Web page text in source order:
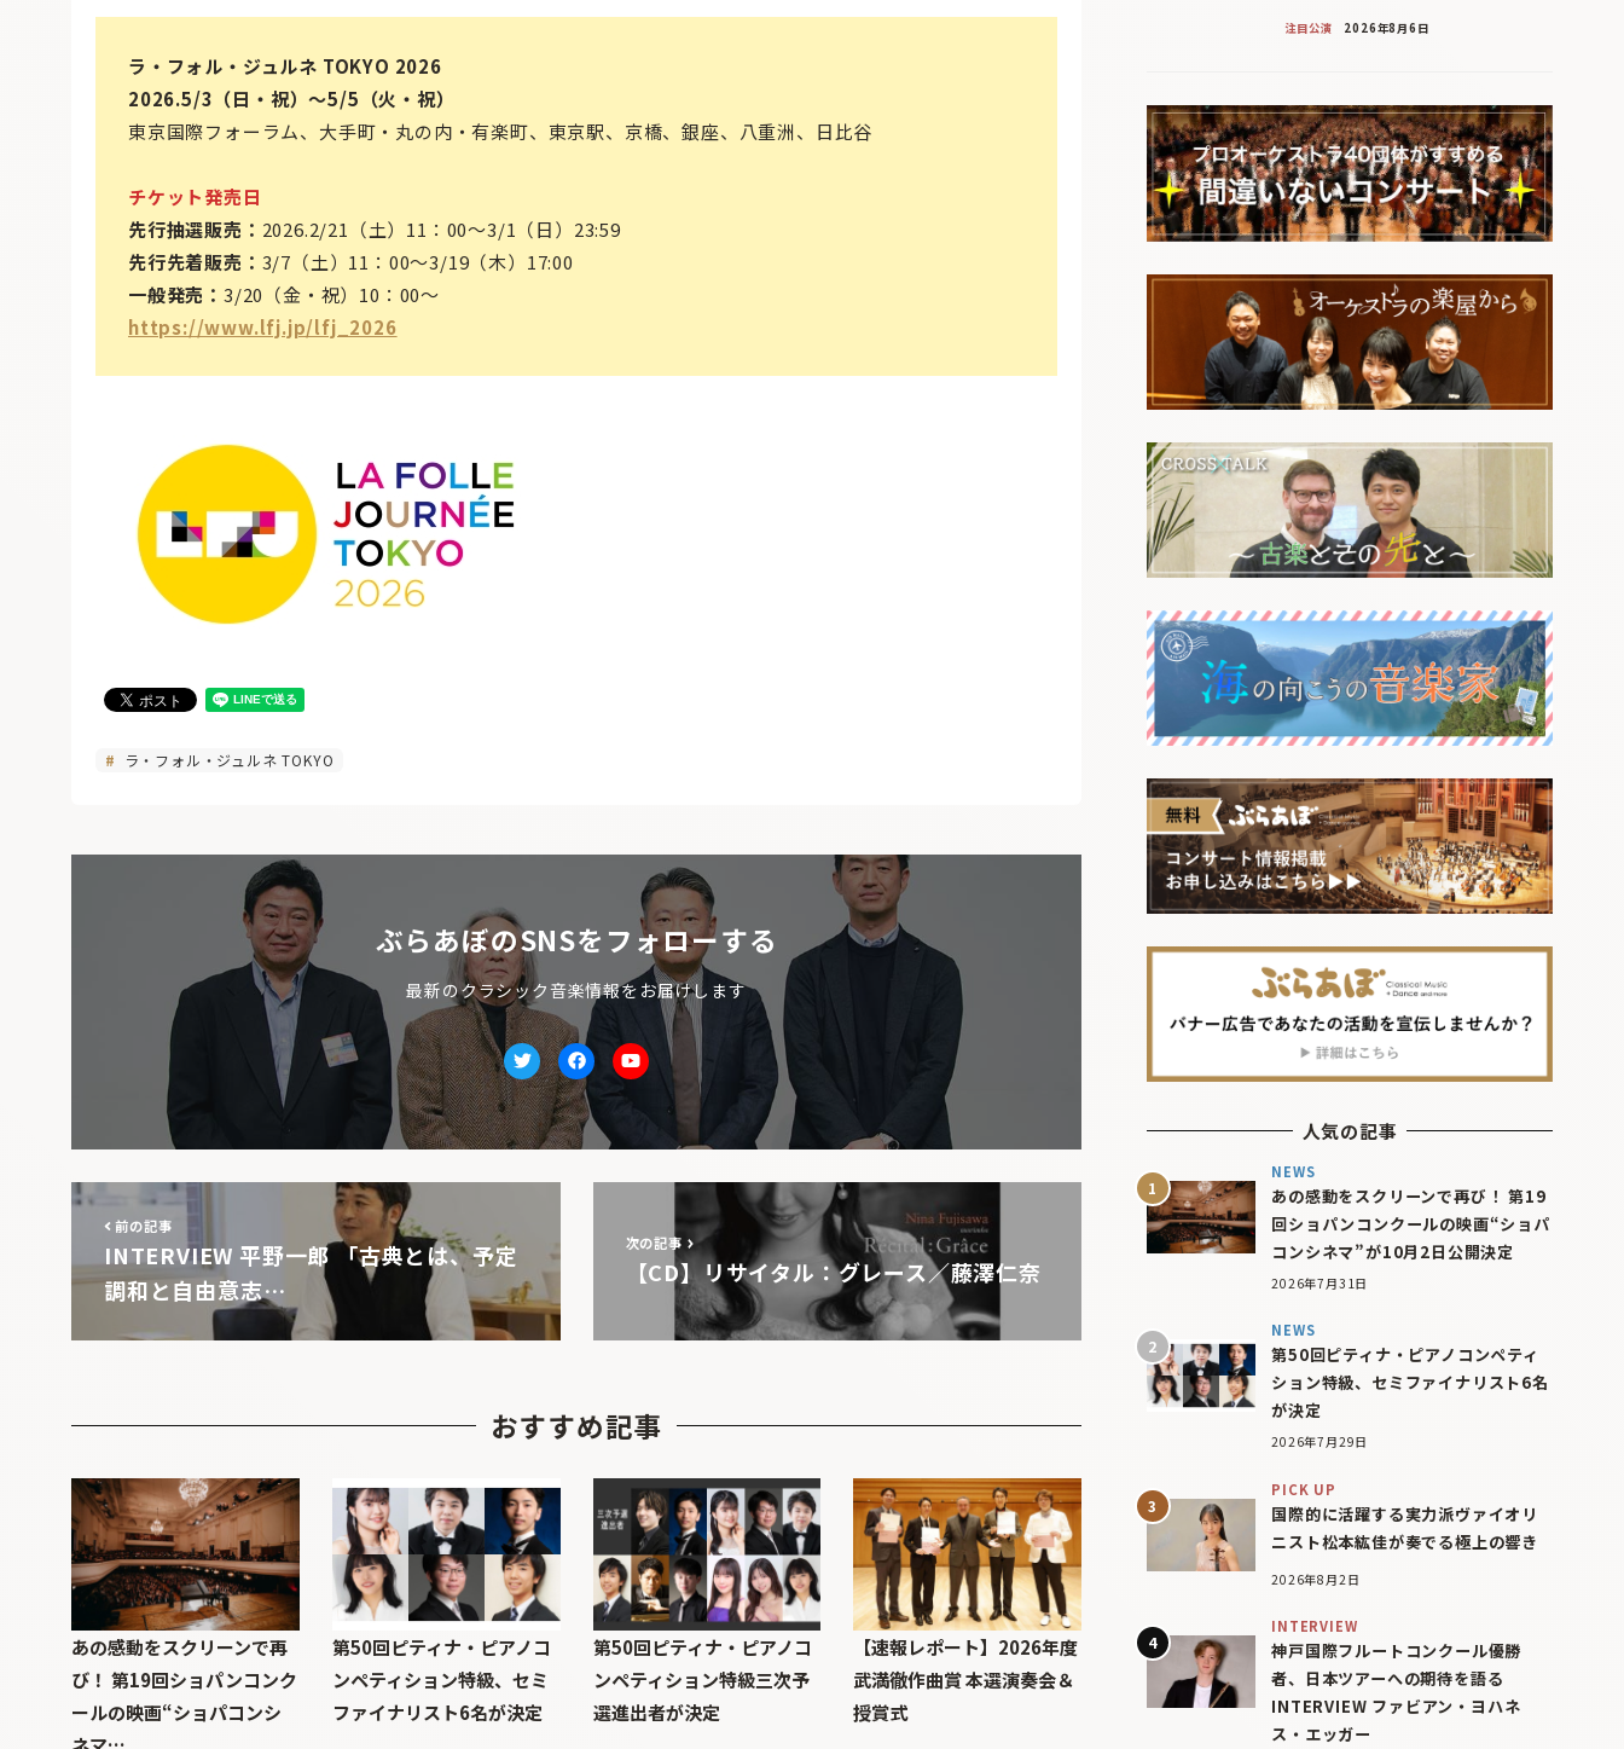
ラ・フォル・ジュルネ TOKYO 2026
2026.5/3（日・祝）〜5/5（火・祝）
東京国際フォーラム、大手町・丸の内・有楽町、東京駅、京橋、銀座、八重洲、日比谷
チケット発売日
先行抽選販売： 2026.2/21（土）11：00～3/1（日）23:59
先行先着販売： 3/7（土）11：00～3/19（木）17:00
一般発売： 3/20（金・祝）10：00～
https://www.lfj.jp/lfj_2026
ラ・フォル・ジュルネ TOKYO
ぶらあぼのSNSをフォローする
最新のクラシック音楽情報をお届けします
TwitterfacebookYoutube
前の記事
INTERVIEW 平野一郎 「古典とは、予定
調和と自由意志…
次の記事
【CD】リサイタル：グレース／藤澤仁奈
おすすめ記事
あの感動をスクリーンで再
び！ 第19回ショパンコンク
ールの映画“ショパコンシ
第50回ピティナ・ピアノコ
ンペティション特級、セミ
ファイナリスト6名が決定
第50回ピティナ・ピアノコ
ンペティション特級三次予
選進出者が決定
【速報レポート】2026年度
武満徹作曲賞 本選演奏会＆
授賞式
注目公演 2026年8月6日
人気の記事
NEWS
あの感動をスクリーンで再び！ 第19
回ショパンコンクールの映画“ショパ
コンシネマ”が10月2日公開決定
2026年7月31日
NEWS
第50回ピティナ・ピアノコンペティ
ション特級、セミファイナリスト6名
が決定
2026年7月29日
PICK UP
国際的に活躍する実力派ヴァイオリ
ニスト松本紘佳が奏でる極上の響き
2026年8月2日
INTERVIEW
神戸国際フルートコンクール優勝
者、日本ツアーへの期待を語る
INTERVIEW ファビアン・ヨハネ
ス・エッガー